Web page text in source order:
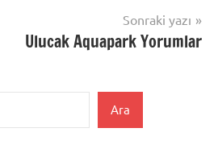
Sonraki yazı
Ulucak Aquapark Yorumlar
Ara